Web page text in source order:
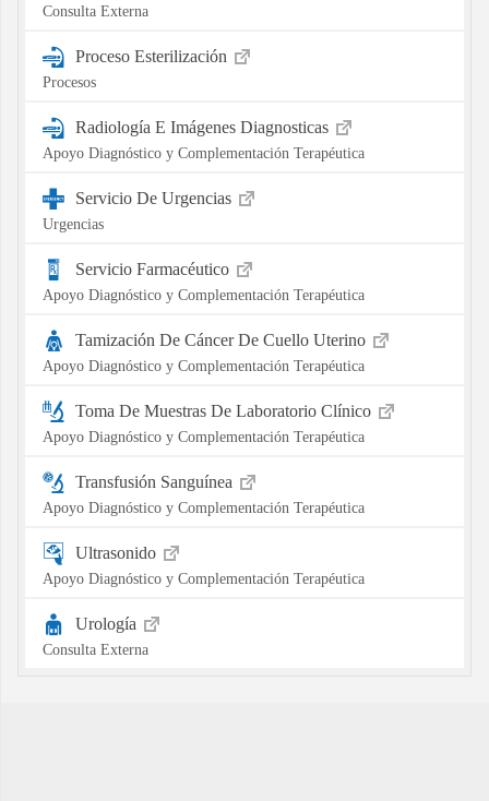
Consulta Externa
Proceso Esterilización
Procesos
Radiología E Imágenes Diagnosticas
Apoyo Diagnóstico y Complementación Terapéutica
Servicio De Urgencias
Urgencias
Servicio Farmacéutico
Apoyo Diagnóstico y Complementación Terapéutica
Tamización De Cáncer De Cuello Uterino
Apoyo Diagnóstico y Complementación Terapéutica
Toma De Muestras De Laboratorio Clínico
Apoyo Diagnóstico y Complementación Terapéutica
Transfusión Sanguínea
Apoyo Diagnóstico y Complementación Terapéutica
Ultrasonido
Apoyo Diagnóstico y Complementación Terapéutica
Urología
Consulta Externa